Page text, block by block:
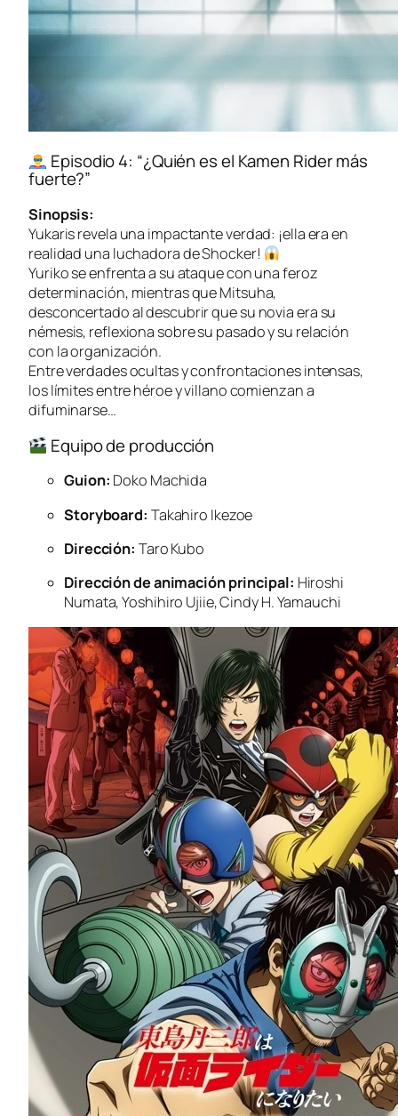
Episodio 4: “¿Quién es el Kamen Rider más
fuerte?”
Sinopsis:
Yukaris revela una impactante verdad: ¡ella era en
realidad una luchadora deShocker!
Yuriko se enfrenta a su ataque con una feroz
determinación, mientras que Mitsuha,
desconcertado al descubrir que su novia era su
némesis, reflexiona sobre su pasado y su relación
con la organización.
Entre verdades ocultas y confrontaciones intensas,
los límites entre héroe y villano comienzan a
difuminarse…
Equipo de producción
Guion: Doko Machida
Storyboard: Takahiro Ikezoe
Dirección: Taro Kubo
Dirección de animación principal: Hiroshi
Numata, Yoshihiro Ujiie, Cindy H. Yamauchi